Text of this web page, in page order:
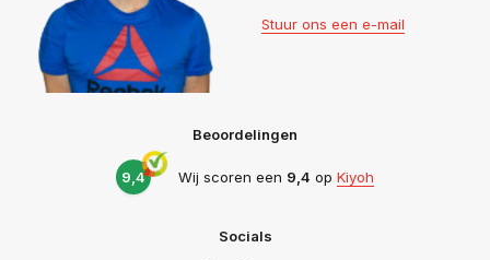
Stuur ons een e-mail
Beoordelingen
9,4 Wij scoren een 9,4 op Kiyoh
Socials